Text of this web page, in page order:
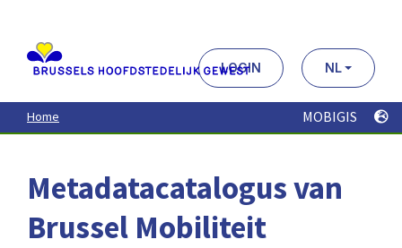
contenu
principal
LOGIN NL
Home MOBIGIS
Metadatacatalogus van
Brussel Mobiliteit